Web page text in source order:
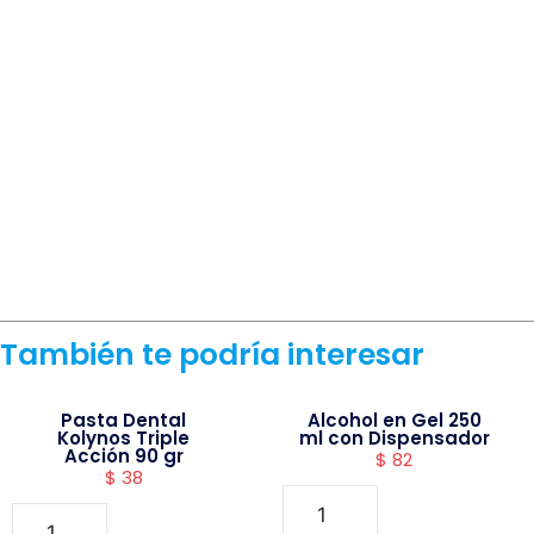
También te podría interesar
Pasta Dental
Kolynos Triple
Acción 90 gr
$ 38
Alcohol en Gel 250
ml con Dispensador
$ 82